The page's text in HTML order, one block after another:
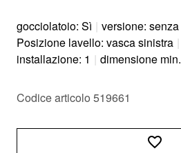
gocciolatoio: Sì | versione:
Posizione lavello: vasca sinistra |
installazione: 1 | dimensione
Codice articolo 519661